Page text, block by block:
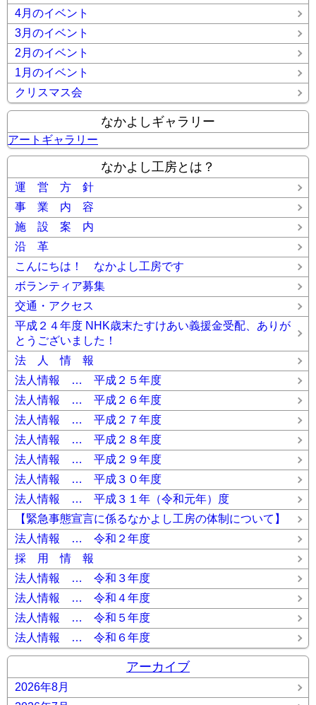
4月のイベント
3月のイベント
2月のイベント
1月のイベント
クリスマス会
なかよしギャラリー
アートギャラリー
なかよし工房とは？
運 営 方 針
事 業 内 容
施 設 案 内
沿 革
こんにちは！ なかよし工房です
ボランティア募集
交通・アクセス
平成２４年度 NHK歳末たすけあい義援金受配、ありが
とうございました！
法 人 情 報
法人情報 … 平成２５年度
法人情報 … 平成２６年度
法人情報 … 平成２７年度
法人情報 … 平成２８年度
法人情報 … 平成２９年度
法人情報 … 平成３０年度
法人情報 … 平成３１年（令和元年）度
【緊急事態宣言に係るなかよし工房の体制について】
法人情報 … 令和２年度
採 用 情 報
法人情報 … 令和３年度
法人情報 … 令和４年度
法人情報 … 令和５年度
法人情報 … 令和６年度
アーカイブ
2026年8月